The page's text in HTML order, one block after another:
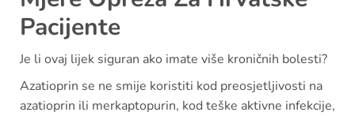
Pacijente
Je li ovaj lijek siguran ako imate više kroničnih bolesti?
Azatioprin se ne smije koristiti kod preosjetljivosti na
azatioprin ili merkaptopurin, kod teške aktivne infekcije,